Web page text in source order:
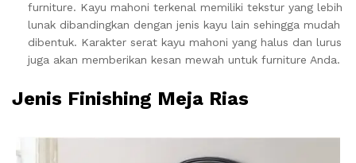
furniture. Kayu mahoni terkenal memiliki tekstur yang lebih
lunak dibandingkan dengan jenis kayu lain sehingga mudah
dibentuk. Karakter serat kayu mahoni yang halus dan lurus
juga akan memberikan kesan mewah untuk furniture Anda.
Jenis Finishing Meja Rias